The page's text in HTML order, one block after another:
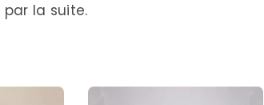
la suite.